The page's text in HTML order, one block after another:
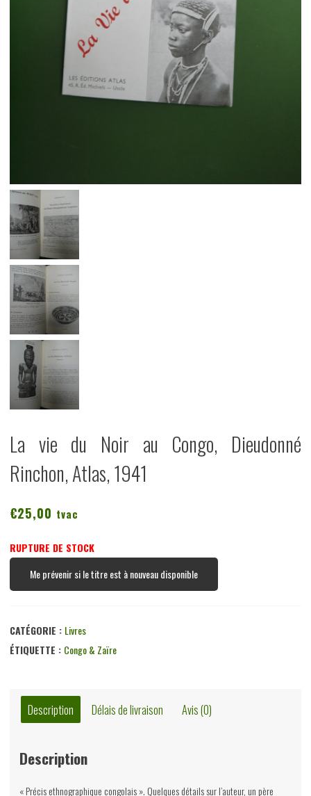
La vie du Noir au Congo, Dieudonné
Rinchon, Atlas, 1941
€25,00 tvac
RUPTURE DE STOCK
Me prévenir si le titre est à nouveau disponible
CATÉGORIE : Livres
ÉTIQUETTE : Congo & Zaïre
Description Délais de livraison Avis (0)
Description
« Précis ethnographique congolais ». Quelques détails sur l’auteur, un père